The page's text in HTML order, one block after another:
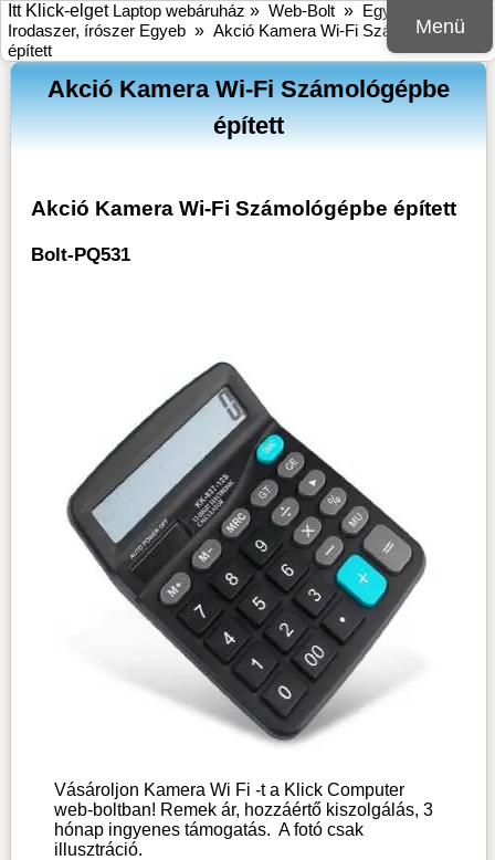
Menü
Itt Klick-elget Laptop webáruház » Web-Bolt » Egyeb
Irodaszer, írószer Egyeb » Akció Kamera Wi-Fi Számológépbe
épített
Akció Kamera Wi-Fi Számológépbe
épített
Akció Kamera Wi-Fi Számológépbe épített
Bolt-PQ531
Vásároljon Kamera Wi Fi -t a Klick Computer
web-boltban! Remek ár, hozzáértő kiszolgálás, 3
hónap ingyenes támogatás. A fotó csak
illusztráció.